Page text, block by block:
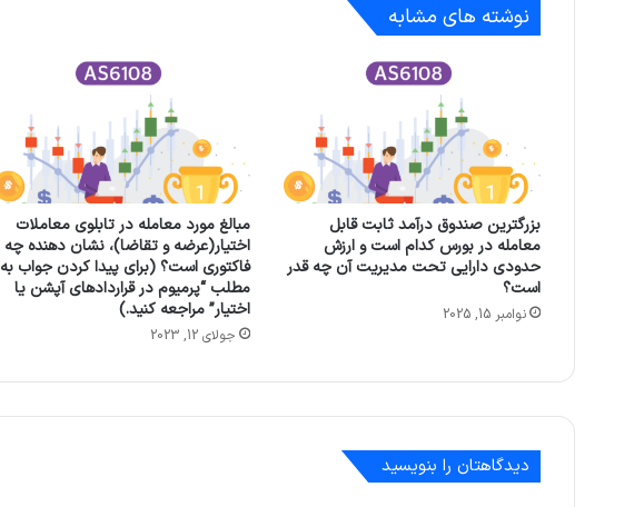
نوشته های مشابه
بزرگترین صندوق درآمد ثابت قابل
معامله در بورس کدام است و ارزش
حدودی دارایی تحت مدیریت آن چه قدر
است؟
نوامبر 15, 2025
مبالغ مورد معامله در تابلوی معاملات
اختیار(عرضه و تقاضا)، نشان دهنده‌ چه
فاکتوری است؟ (برای پیدا کردن جواب به
مطلب “پرمیوم در قراردادهای آپشن یا
اختیار” مراجعه کنید.)
جولای 12, 2023
دیدگاهتان را بنویسید